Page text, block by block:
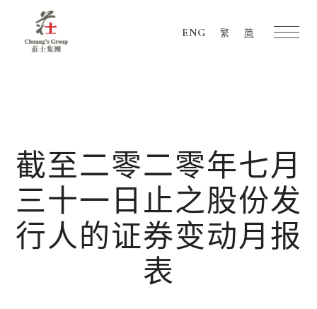
ENG 繁 简
截至二零二零年七月
三十一日止之股份发
行人的证券变动月报
表